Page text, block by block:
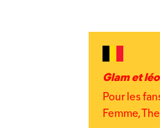
Glam et
Pour les
Femme,